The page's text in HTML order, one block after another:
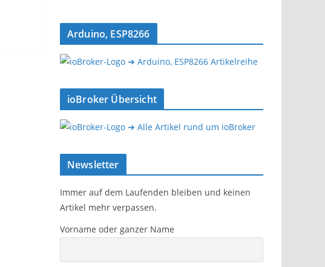
Arduino, ESP8266
➔ Arduino, ESP8266 Artikelreihe
ioBroker Übersicht
➔ Alle Artikel rund um ioBroker
Newsletter
Immer auf dem Laufenden bleiben und keinen
Artikel mehr verpassen.
Vorname oder ganzer Name